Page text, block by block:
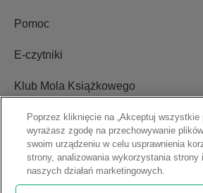
Pomoc
E-czytniki
Klub Mola Książkowego
Ustawienia plików cookie
Blog
Relacje inwestorskie
Poprzez kliknięcie na „Akceptuj wszystkie
wyrażasz zgodę na przechowywanie
swoim urządzeniu w celu usprawnienia
strony, analizowania wykorzystania strony
naszych działań marketingowych.